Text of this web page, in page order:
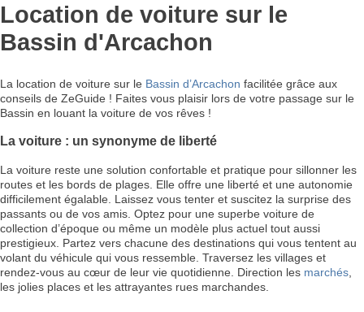
Location de voiture sur le
Bassin d'Arcachon
La location de voiture sur le Bassin d’Arcachon facilitée grâce aux
conseils de ZeGuide ! Faites vous plaisir lors de votre passage sur le
Bassin en louant la voiture de vos rêves !
La voiture : un synonyme de liberté
La voiture reste une solution confortable et pratique pour sillonner les
routes et les bords de plages. Elle offre une liberté et une autonomie
difficilement égalable. Laissez vous tenter et suscitez la surprise des
passants ou de vos amis. Optez pour une superbe voiture de
collection d’époque ou même un modèle plus actuel tout aussi
prestigieux. Partez vers chacune des destinations qui vous tentent au
volant du véhicule qui vous ressemble. Traversez les villages et
rendez-vous au cœur de leur vie quotidienne. Direction les marchés
les jolies places et les attrayantes rues marchandes.